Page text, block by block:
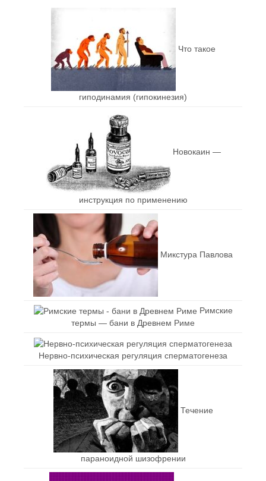
Что такое
гиподинамия (гипокинезия)
Новокаин —
инструкция по применению
Микстура Павлова
Римские
термы — бани в Древнем Риме
Нервно-психическая регуляция сперматогенеза
Течение
параноидной шизофрении